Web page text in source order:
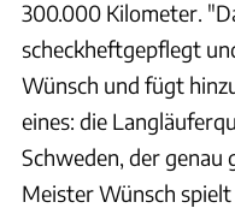
300.000 Kilometer.
scheckheftgepflegt
Wünsch und fügt
eines: die
Schweden, der genau
Meister Wünsch